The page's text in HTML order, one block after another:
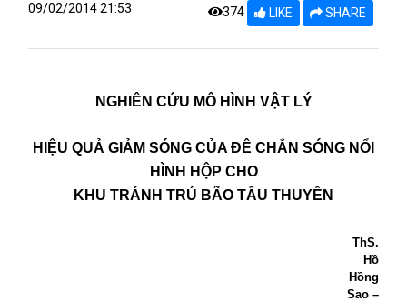
09/02/2014 21:53 374 LIKE SHARE
NGHIÊN CỨU MÔ HÌNH VẬT LÝ
HIỆU QUẢ GIẢM SÓNG CỦA ĐÊ CHẮN SÓNG NỔI
HÌNH HỘP CHO
KHU TRÁNH TRÚ BÃO TẦU THUYỀN
ThS.
Hồ
Hồng
Sao –